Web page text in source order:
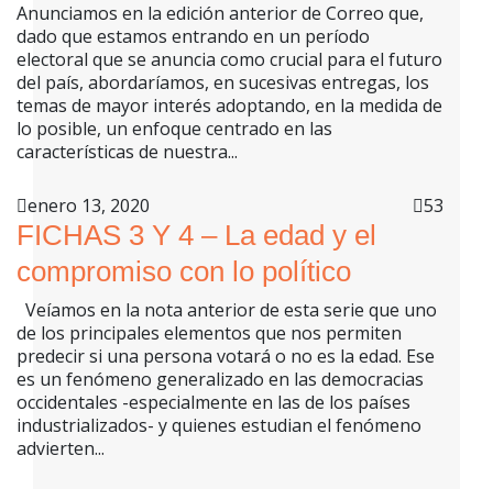
Anunciamos en la edición anterior de Correo que,
dado que estamos entrando en un período
electoral que se anuncia como crucial para el futuro
del país, abordaríamos, en sucesivas entregas, los
temas de mayor interés adoptando, en la medida de
lo posible, un enfoque centrado en las
características de nuestra...
enero 13, 2020 53
FICHAS 3 Y 4 – La edad y el
compromiso con lo político
Veíamos en la nota anterior de esta serie que uno
de los principales elementos que nos permiten
predecir si una persona votará o no es la edad. Ese
es un fenómeno generalizado en las democracias
occidentales -especialmente en las de los países
industrializados- y quienes estudian el fenómeno
advierten...